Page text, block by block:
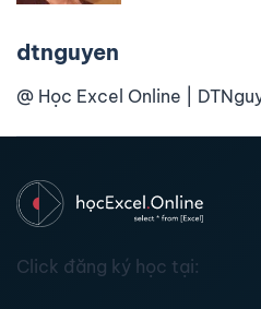
dtnguyen
@ Học Excel Online |
Click đăng ký học tại: